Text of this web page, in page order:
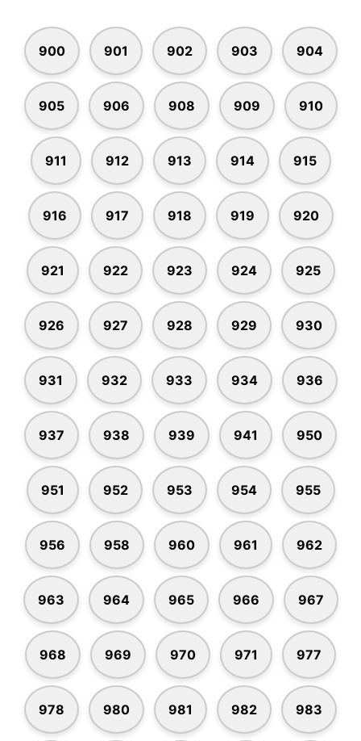
900 901 902 903 904
905 906 908 909 910
911 912 913 914 915
916 917 918 919 920
921 922 923 924 925
926 927 928 929 930
931 932 933 934 936
937 938 939 941 950
951 952 953 954 955
956 958 960 961 962
963 964 965 966 967
968 969 970 971 977
978 980 981 982 983